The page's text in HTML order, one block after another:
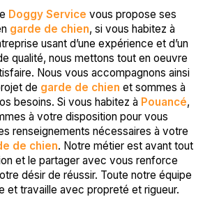
Doggy Service vous propose ses
garde de chien, si vous habitez à
usant d’une expérience et d’un
qualité, nous mettons tout en oeuvre
Nous vous accompagnons ainsi
de garde de chien et sommes à
besoins. Si vous habitez à Pouancé,
à votre disposition pour vous
renseignements nécessaires à votre
de chien. Notre métier est avant tout
et le partager avec vous renforce
désir de réussir. Toute notre équipe
et travaille avec propreté et rigueur.